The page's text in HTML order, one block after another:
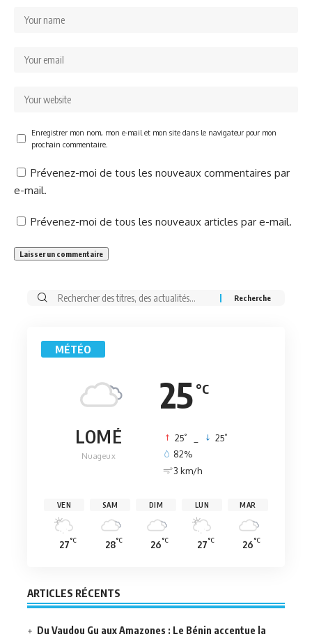
Enregistrer mon nom, mon e-mail et mon site dans le navigateur pour mon
prochain commentaire.
Prévenez-moi de tous les nouveaux commentaires par
e-mail.
Prévenez-moi de tous les nouveaux articles par e-mail.
Rechercher:
MÉTÉO
25 °C
LOMÉ
Nuageux
25° 25°
82%
3 km/h
VEN
27°C
SAM
28°C
DIM
26°C
LUN
27°C
MAR
26°C
ARTICLES RÉCENTS
Du Vaudou Gu aux Amazones : Le Bénin accentue la